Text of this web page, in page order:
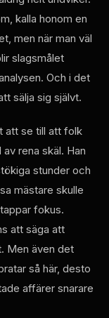
kalla honom en
men när man väl
slagsmålet
Och i det
sälja sig självt.
att se till att folk
rena skäl. Han
stunder och
mästare skulle
fokus.
att säga att
Men även det
så här, desto
affärer snarare